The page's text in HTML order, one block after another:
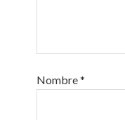
Nombre*